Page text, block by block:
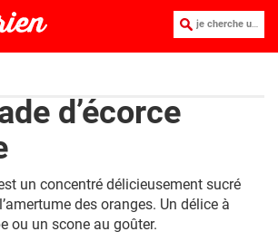
je cherche une recette :
d’écorce
un concentré délicieusement sucré
des oranges. Un délice à
ou un scone au goûter.